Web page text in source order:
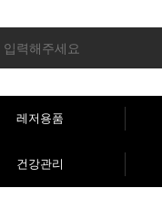
레저용품
건강관리